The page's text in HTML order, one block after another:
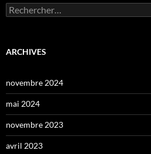
Rechercher :
ARCHIVES
novembre 2024
mai 2024
novembre 2023
avril 2023